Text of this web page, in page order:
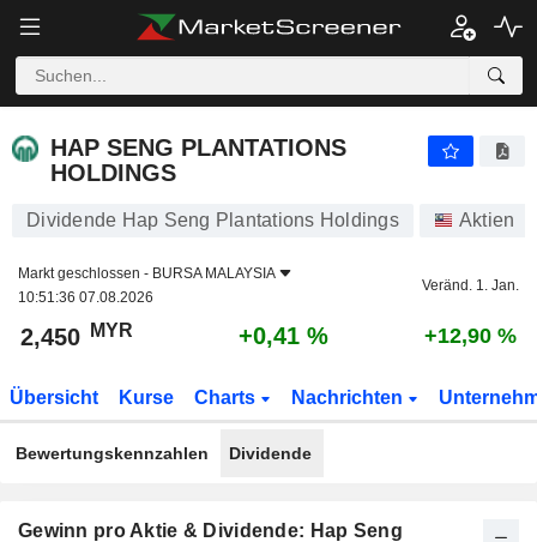
HAP SENG PLANTATIONS
HOLDINGS
Dividende Hap Seng Plantations Holdings Aktien
Markt geschlossen - BURSA MALAYSIA
10:51:36 07.08.2026
Veränd. 1. Jan.
2,450 MYR +0,41 % +12,90 %
Übersicht Kurse Charts Nachrichten
Bewertungskennzahlen Dividende
Gewinn pro Aktie & Dividende: Hap Seng